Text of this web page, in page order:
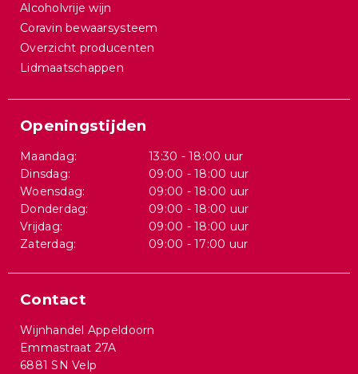
Alcoholvrije wijn
Coravin bewaarsysteem
Overzicht producenten
Lidmaatschappen
Openingstijden
Maandag:
13:30 - 18:00 uur
Dinsdag:
09:00 - 18:00 uur
Woensdag:
09:00 - 18:00 uur
Donderdag:
09:00 - 18:00 uur
Vrijdag:
09:00 - 18:00 uur
Zaterdag:
09:00 - 17:00 uur
Contact
Wijnhandel Appeldoorn
Emmastraat 27A
6881 SN Velp